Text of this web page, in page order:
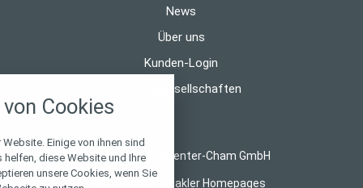
News
Über uns
Kunden-Login
Partnergesellschaften
© 2026 FinanzCenter-Cham GmbH
Made with Makler Homepages
Cookies
Einige von ihnen sind
diese Website und Ihre
unsere Cookies, wenn Sie
folgende Kategorien zu
Notwendig